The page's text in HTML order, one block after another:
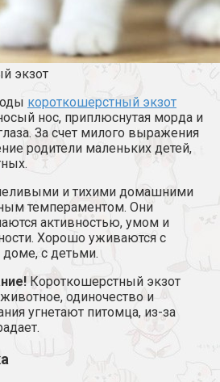
экзот
короткошерстный экзот
нос, приплюснутая морда и
За счет милого выражения
родители маленьких детей,
и тихими домашними
темпераментом. Они
активностью, умом и
Хорошо уживаются с
с детьми.
Короткошерстный экзот
одиночество и
угнетают питомца, из-за